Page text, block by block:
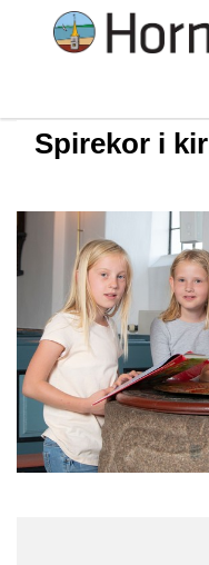
Spirekor i